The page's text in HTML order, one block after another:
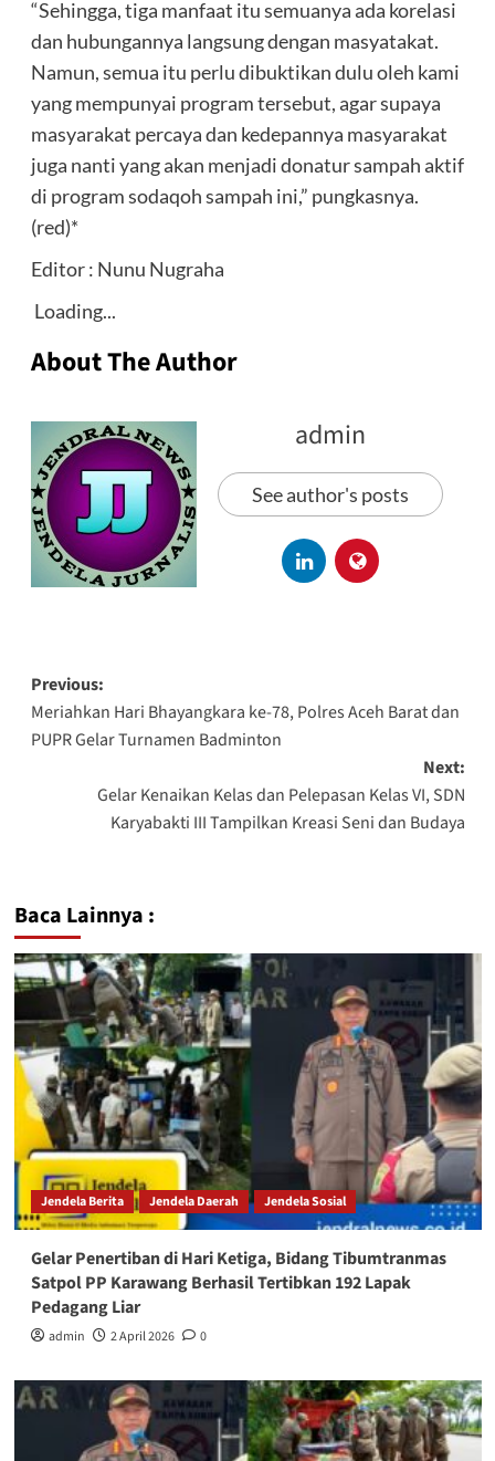
“Sehingga, tiga manfaat itu semuanya ada korelasi
dan hubungannya langsung dengan masyatakat.
Namun, semua itu perlu dibuktikan dulu oleh kami
yang mempunyai program tersebut, agar supaya
masyarakat percaya dan kedepannya masyarakat
juga nanti yang akan menjadi donatur sampah aktif
di program sodaqoh sampah ini,” pungkasnya.
(red)*
Editor : Nunu Nugraha
Loading...
About The Author
admin
See author's posts
Previous:
Meriahkan Hari Bhayangkara ke-78, Polres Aceh Barat dan
PUPR Gelar Turnamen Badminton
Next:
Gelar Kenaikan Kelas dan Pelepasan Kelas VI, SDN
Karyabakti III Tampilkan Kreasi Seni dan Budaya
Baca Lainnya :
Jendela Berita Jendela Daerah Jendela Sosial
Gelar Penertiban di Hari Ketiga, Bidang Tibumtranmas
Satpol PP Karawang Berhasil Tertibkan 192 Lapak
Pedagang Liar
admin 2 April 2026 0